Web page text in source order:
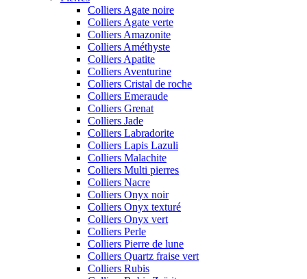
Colliers Agate noire
Colliers Agate verte
Colliers Amazonite
Colliers Améthyste
Colliers Apatite
Colliers Aventurine
Colliers Cristal de roche
Colliers Emeraude
Colliers Grenat
Colliers Jade
Colliers Labradorite
Colliers Lapis Lazuli
Colliers Malachite
Colliers Multi pierres
Colliers Nacre
Colliers Onyx noir
Colliers Onyx texturé
Colliers Onyx vert
Colliers Perle
Colliers Pierre de lune
Colliers Quartz fraise vert
Colliers Rubis